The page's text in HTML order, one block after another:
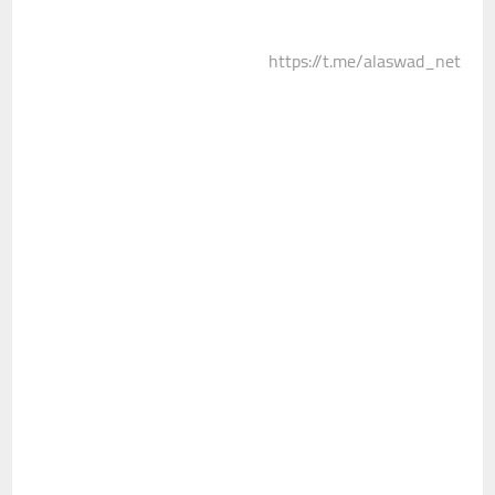
https://t.me/alaswad_net